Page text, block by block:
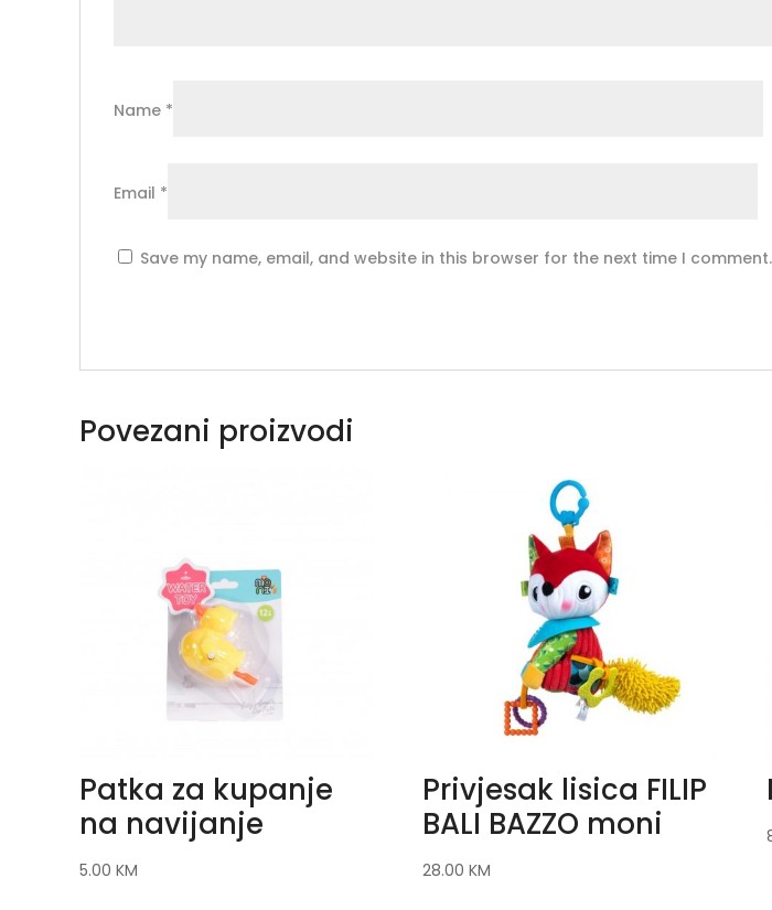
Name *
Email *
Save my name, email, and website in this browser for the next time I comment.
Povezani proizvodi
Patka za kupanje
na navijanje
5.00 KM
Privjesak lisica FILIP
BALI BAZZO moni
28.00KM